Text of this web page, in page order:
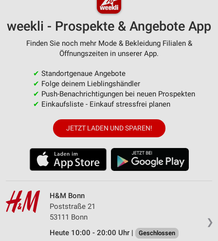
weekli - Prospekte & Angebote App
Finden Sie noch mehr Mode & Bekleidung Filialen &
Öffnungszeiten in unserer App.
✔ Standortgenaue Angebote
✔ Folge deinem Lieblingshändler
✔ Push-Benachrichtigungen bei neuen Prospekten
✔ Einkaufsliste - Einkauf stressfrei planen
JETZT LADEN UND SPAREN!
❯
H&M Bonn
Poststraße 21
53111 Bonn
Heute 10:00 - 20:00 Uhr |
Geschlossen